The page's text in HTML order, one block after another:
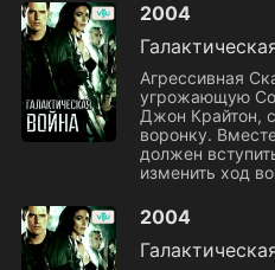
2004
Агрессивная
угрожающую
Джон Крайтон,
воронку.
должен
изменить ход
2004